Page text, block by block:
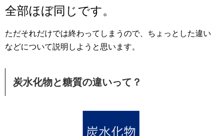
全部ほぼ同じです。
ただそれだけでは終わってしまうので、ちょっとした違い
などについて説明しようと思います。
炭水化物と糖質の違いって？